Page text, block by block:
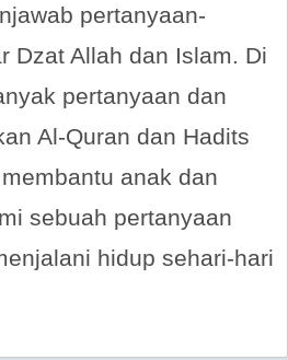
pertanyaan-
Dzat Allah dan Islam. Di
pertanyaan dan
Al-Quran dan Hadits
anak dan
sebuah pertanyaan
hidup sehari-hari